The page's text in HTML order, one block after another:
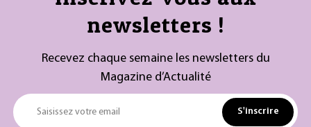
newsletters !
Recevez chaque semaine les newsletters du
Magazine d’Actualité
Saisissez votre email S'inscrire